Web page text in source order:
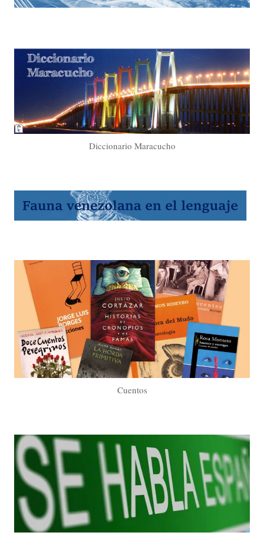
Diccionario Maracucho
Cuentos